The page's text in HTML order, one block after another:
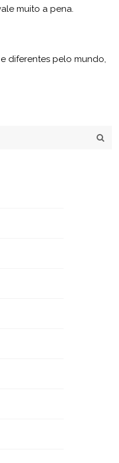
muito a pena.
diferentes pelo mundo,